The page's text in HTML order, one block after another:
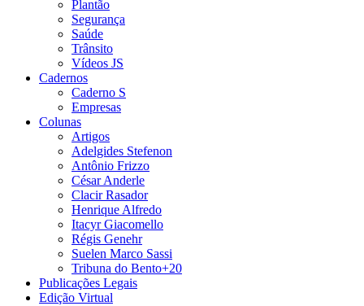
Plantão
Segurança
Saúde
Trânsito
Vídeos JS
Cadernos
Caderno S
Empresas
Colunas
Artigos
Adelgides Stefenon
Antônio Frizzo
César Anderle
Clacir Rasador
Henrique Alfredo
Itacyr Giacomello
Régis Genehr
Suelen Marco Sassi
Tribuna do Bento+20
Publicações Legais
Edição Virtual